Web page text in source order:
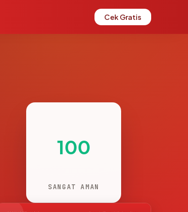
Cek Gratis
100
SANGAT AMAN